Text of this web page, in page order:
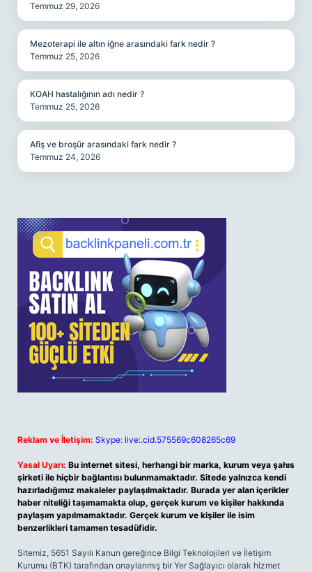
Temmuz 29, 2026
Mezoterapi ile altın iğne arasındaki fark nedir ?
Temmuz 25, 2026
KOAH hastalığının adı nedir ?
Temmuz 25, 2026
Afiş ve broşür arasındaki fark nedir ?
Temmuz 24, 2026
Reklam ve İletişim: Skype: live:.cid.575569c608265c69
Yasal Uyarı: Bu internet sitesi, herhangi bir marka, kurum veya şahıs
şirketi ile hiçbir bağlantısı bulunmamaktadır. Sitede yalnızca kendi
hazırladığımız makaleler paylaşılmaktadır. Burada yer alan içerikler
haber niteliği taşımamakta olup, gerçek kurum ve kişiler hakkında
paylaşım yapılmamaktadır. Gerçek kurum ve kişiler ile isim
benzerlikleri tamamen tesadüfidir.
Sitemiz, 5651 Sayılı Kanun gereğince Bilgi Teknolojileri ve İletişim
Kurumu (BTK) tarafından onaylanmış bir Yer Sağlayıcı olarak hizmet